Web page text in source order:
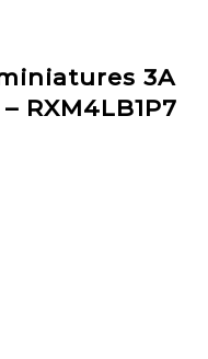
3A
RXM4LB1P7